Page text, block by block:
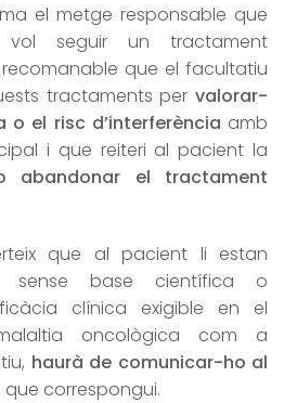
el metge responsable que
seguir un tractament
que el facultatiu
tractaments per valorar-
o el risc d’interferència amb
i que reiteri al pacient la
abandonar el tractament
que al pacient li estan
sense base científica o
clínica exigible en el
oncològica com a
haurà de comunicar-ho al
que correspongui.